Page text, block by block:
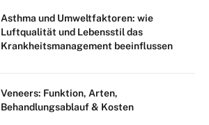
Asthma und Umweltfaktoren: wie
Luftqualität und Lebensstil das
Krankheitsmanagement beeinflussen
Veneers: Funktion, Arten,
Behandlungsablauf & Kosten